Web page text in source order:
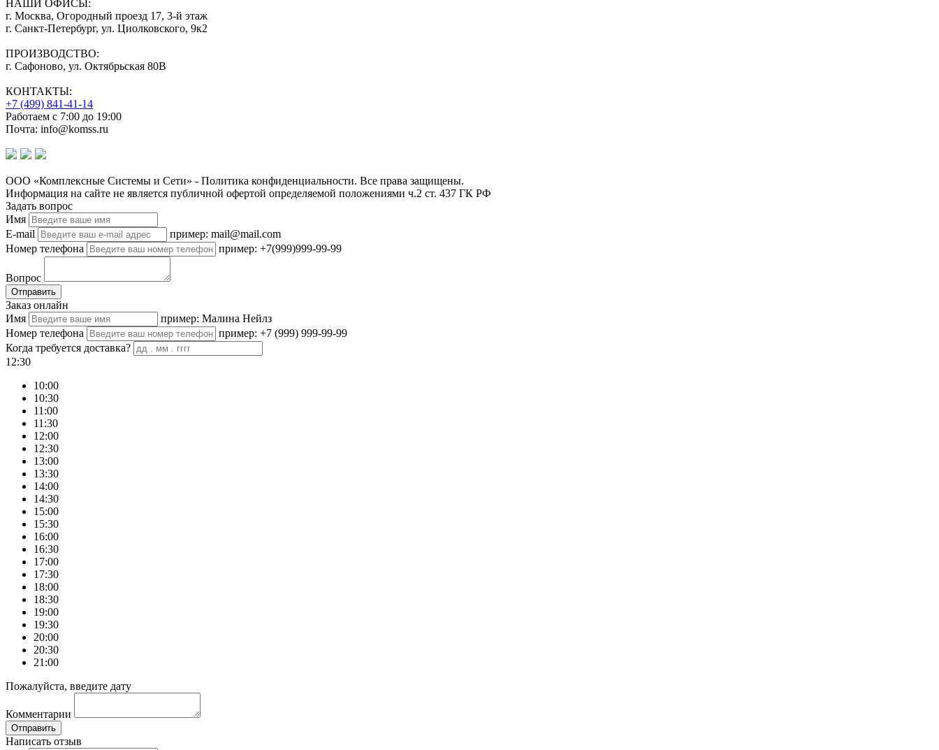
НАШИ ОФИСЫ:
г. Москва, Огородный проезд 17, 3-й этаж
г. Санкт-Петербург, ул. Циолковского, 9к2
ПРОИЗВОДСТВО:
г. Сафоново, ул. Октябрьская 80В
КОНТАКТЫ:
+7 (499) 841-41-14
Работаем с 7:00 до 19:00
Почта: info@komss.ru
ООО «Комплексные Системы и Сети» - Политика конфиденциальности. Все права защищены.
Информация на сайте не является публичной офертой определяемой положениями ч.2 ст. 437 ГК РФ
Задать вопрос
Имя
E-mail
пример: mail@mail.com
Номер телефона
пример: +7(999)999-99-99
Вопрос
Отправить
Заказ онлайн
Имя
пример: Малина Нейлз
Номер телефона
пример: +7 (999) 999-99-99
Когда требуется доставка?
12:30
10:00
10:30
11:00
11:30
12:00
12:30
13:00
13:30
14:00
14:30
15:00
15:30
16:00
16:30
17:00
17:30
18:00
18:30
19:00
19:30
20:00
20:30
21:00
Пожалуйста, введите дату
Комментарии
Отправить
Написать отзыв